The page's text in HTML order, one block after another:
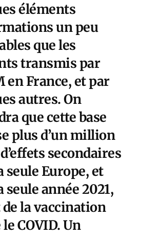
éléments
un peu
que les
transmis par
en France, et par
autres. On
que cette base
plus d’un million
secondaires
seule Europe, et
seule année 2021,
la vaccination
COVID. Un